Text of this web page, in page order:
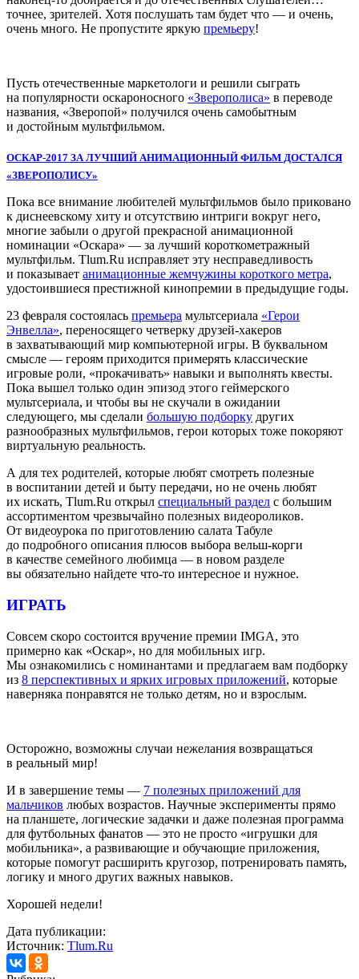
точнее, зрителей. Хотя послушать там будет что — и очень,
очень много. Не пропустите яркую премьеру!
Пусть отечественные маркетологи и решили сыграть
на популярности оскароносного «Зверополиса» в переводе
названия, «Зверопой» получился очень самобытным
и достойным мультфильмом.
ОСКАР-2017 ЗА ЛУЧШИЙ АНИМАЦИОННЫЙ ФИЛЬМ ДОСТАЛСЯ
«ЗВЕРОПОЛИСУ»
Пока все внимание любителей мультфильмов было приковано
к диснеевскому хиту и отсутствию интриги вокруг него,
многие забыли о другой прекрасной анимационной
номинации «Оскара» — за лучший короткометражный
мультфильм. Tlum.Ru исправляет эту несправедливость
и показывает анимационные жемчужины короткого метра,
удостоившиеся престижной кинопремии в предыдущие годы.
23 февраля состоялась премьера мультсериала «Герои
Энвелла», переносящего четверку друзей-хакеров
в захватывающий мир компьютерной игры. В буквальном
смысле — героям приходится примерять классические
игровые роли, «прокачивать» навыки и выполнять квесты.
Пока вышел только один эпизод этого геймерского
мультсериала, и чтобы вы не скучали в ожидании
следующего, мы сделали большую подборку других
разнообразных мультфильмов, герои которых тоже покоряют
виртуальную реальность.
А для тех родителей, которые любят смотреть полезные
в воспитании детей и быту передачи, но не очень любят
их искать, Tlum.Ru открыл специальный раздел с большим
ассортиментом чрезвычайно полезных видеороликов.
От видеоурока по приготовлению салата Табуле
до подробного описания плюсов выбора вельш-корги
в качестве семейного любимца — в новом разделе
вы обязательно найдете что-то интересное и нужное.
ИГРАТЬ
Совсем скоро состоится вручение премии IMGA, это
примерно как «Оскар», но для мобильных игр.
Мы ознакомились с номинантами и предлагаем вам подборку
из 8 перспективных и ярких игровых приложений, которые
наверняка понравятся не только детям, но и взрослым.
Осторожно, возможны случаи нежелания возвращаться
в реальный мир!
И в завершение темы — 7 полезных приложений для
мальчиков любых возрастов. Научные эксперименты прямо
на планшете, логические задачки и даже полезная программа
для футбольных фанатов — это не просто «игрушки для
мобильника», а развивающие и обучающие приложения,
которые помогут расширить кругозор, потренировать память,
логику и много других важных навыков.
Хорошей недели!
Дата публикации:
Источник: Tlum.Ru